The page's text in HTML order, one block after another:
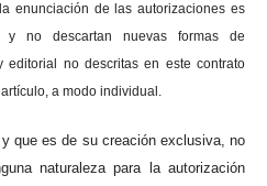
enunciación de las autorizaciones es
y no descartan nuevas formas de
editorial no descritas en este contrato
a modo individual.
que es de su creación exclusiva, no
naturaleza para la autorización